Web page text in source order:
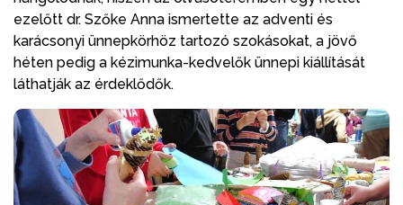
ezelőtt dr. Szőke Anna ismertette az adventi és
karácsonyi ünnepkörhöz tartozó szokásokat, a jövő
héten pedig a kézimunka-kedvelők ünnepi kiállítását
láthatják az érdeklődők.